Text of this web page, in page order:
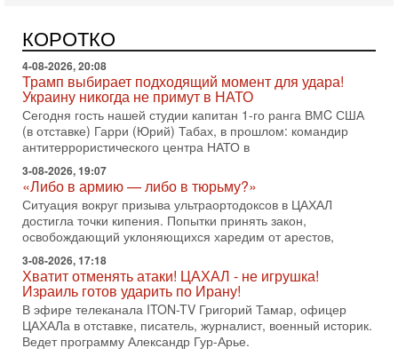
КОРОТКО
его словам, если этого не произойдет, Иран ждет
4-08-2026, 20:08
Трамп выбирает подходящий момент для удара!
Украину никогда не примут в НАТО
Сегодня гость нашей студии капитан 1-го ранга ВМC США
(в отставке) Гарри (Юрий) Табах, в прошлом: командир
антитеррористического центра НАТО в
3-08-2026, 19:07
«Либо в армию — либо в тюрьму?»
Ситуация вокруг призыва ультраортодоксов в ЦАХАЛ
достигла точки кипения. Попытки принять закон,
освобождающий уклоняющихся харедим от арестов,
3-08-2026, 17:18
Хватит отменять атаки! ЦАХАЛ - не игрушка!
Израиль готов ударить по Ирану!
В эфире телеканала ITON-TV Григорий Тамар, офицер
ЦАХАЛа в отставке, писатель, журналист, военный историк.
Ведет программу Александр Гур-Арье.